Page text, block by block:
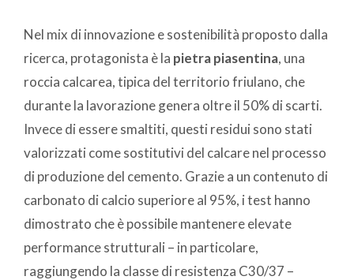
Nel mix di innovazione e sostenibilità proposto dalla
ricerca, protagonista è la pietra piasentina, una
roccia calcarea, tipica del territorio friulano, che
durante la lavorazione genera oltre il 50% di scarti.
Invece di essere smaltiti, questi residui sono stati
valorizzati come sostitutivi del calcare nel processo
di produzione del cemento. Grazie a un contenuto di
carbonato di calcio superiore al 95%, i test hanno
dimostrato che è possibile mantenere elevate
performance strutturali – in particolare,
raggiungendo la classe di resistenza C30/37 –